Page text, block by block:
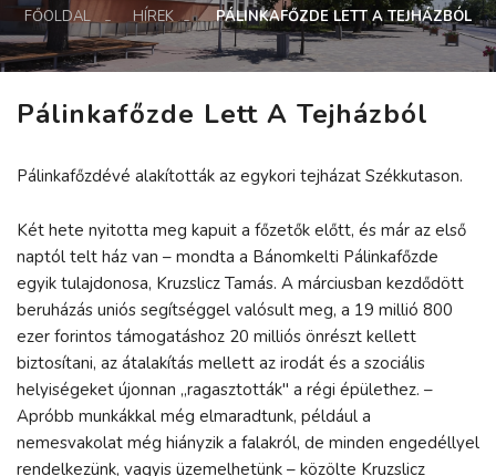
FŐOLDAL HÍREK PÁLINKAFŐZDE LETT A TEJHÁZBÓL
Pálinkafőzde Lett A Tejházból
Pálinkafőzdévé alakították az egykori tejházat Székkutason.
Két hete nyitotta meg kapuit a főzetők előtt, és már az első
naptól telt ház van – mondta a Bánomkelti Pálinkafőzde
egyik tulajdonosa, Kruzslicz Tamás. A márciusban kezdődött
beruházás uniós segítséggel valósult meg, a 19 millió 800
ezer forintos támogatáshoz 20 milliós önrészt kellett
biztosítani, az átalakítás mellett az irodát és a szociális
helyiségeket újonnan „ragasztották" a régi épülethez. –
Apróbb munkákkal még elmaradtunk, például a
nemesvakolat még hiányzik a falakról, de minden engedéllyel
rendelkezünk, vagyis üzemelhetünk – közölte Kruzslicz